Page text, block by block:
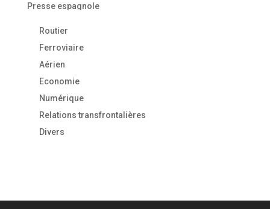
Presse espagnole
Routier
Ferroviaire
Aérien
Economie
Numérique
Relations transfrontalières
Divers